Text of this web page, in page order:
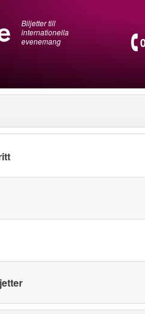
Biljetter till
internationella
evenemang